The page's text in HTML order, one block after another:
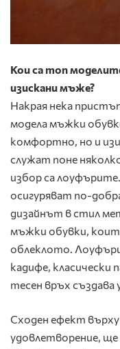
Кои са топ
изискани мъже?
Накрая нека
модела мъжки
комфортно, но и
служат поне
избор са
осигуряват по-
дизайнът в стил
мъжки обувки,
облеклото.
кадифе, класически
тесен връх създава
Сходен ефект
удовлетворение,